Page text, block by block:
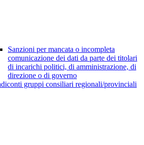
Sanzioni per mancata o incompleta
comunicazione dei dati da parte dei titolari
di incarichi politici, di amministrazione, di
direzione o di governo
gruppi consiliari regionali/provinciali